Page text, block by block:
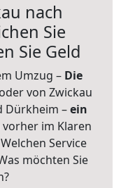
nach
Sie
Sie Geld
Umzug – Die
von Zwickau
Dürkheim –ein
im Klaren
Service
möchten Sie